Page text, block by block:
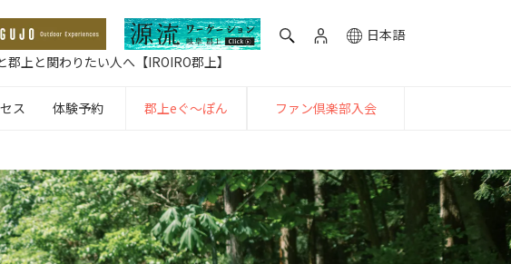
日本語
郡上と関わりたい人へ【IROIRO郡上】
ス 体験予約 郡上eぐ〜ぽん ファン倶楽部入会